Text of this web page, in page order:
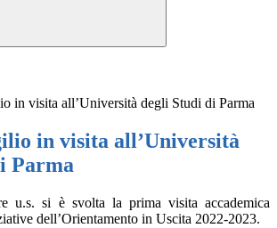
in visita all’Università degli Studi di Parma
in visita all’Università
Parma
u.s. si è svolta la prima visita accademica
dell’Orientamento in Uscita 2022-2023.